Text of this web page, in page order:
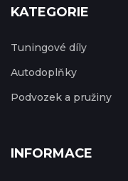
KATEGORIE
Tuningové díly
Autodoplňky
Podvozek a pružiny
INFORMACE